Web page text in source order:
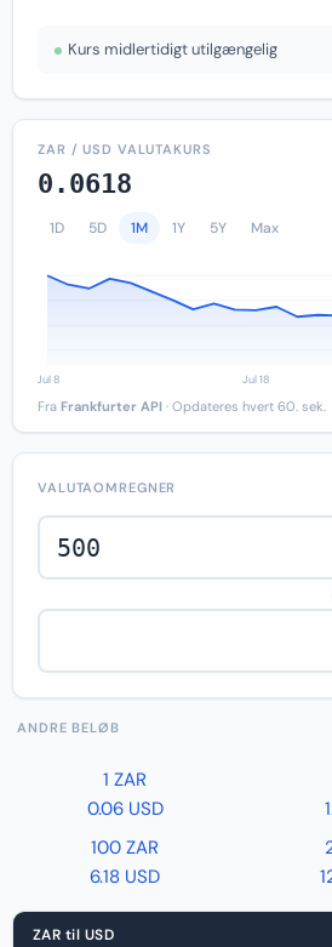
Kurs midlertidigt utilgængelig
ZAR / USD VALUTAKURS
0.0618
1D 5D 1M 1Y 5Y Max
Fra Frankfurter API · Opdateres hvert 60. sek.
VALUTAOMREGNER
ANDRE BELØB
1 ZAR
0.06 USD
100 ZAR
6.18 USD
ZAR til USD